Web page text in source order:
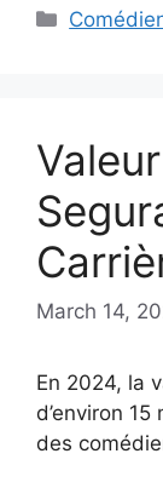
March 14,
En 2024, la
d’environ
des